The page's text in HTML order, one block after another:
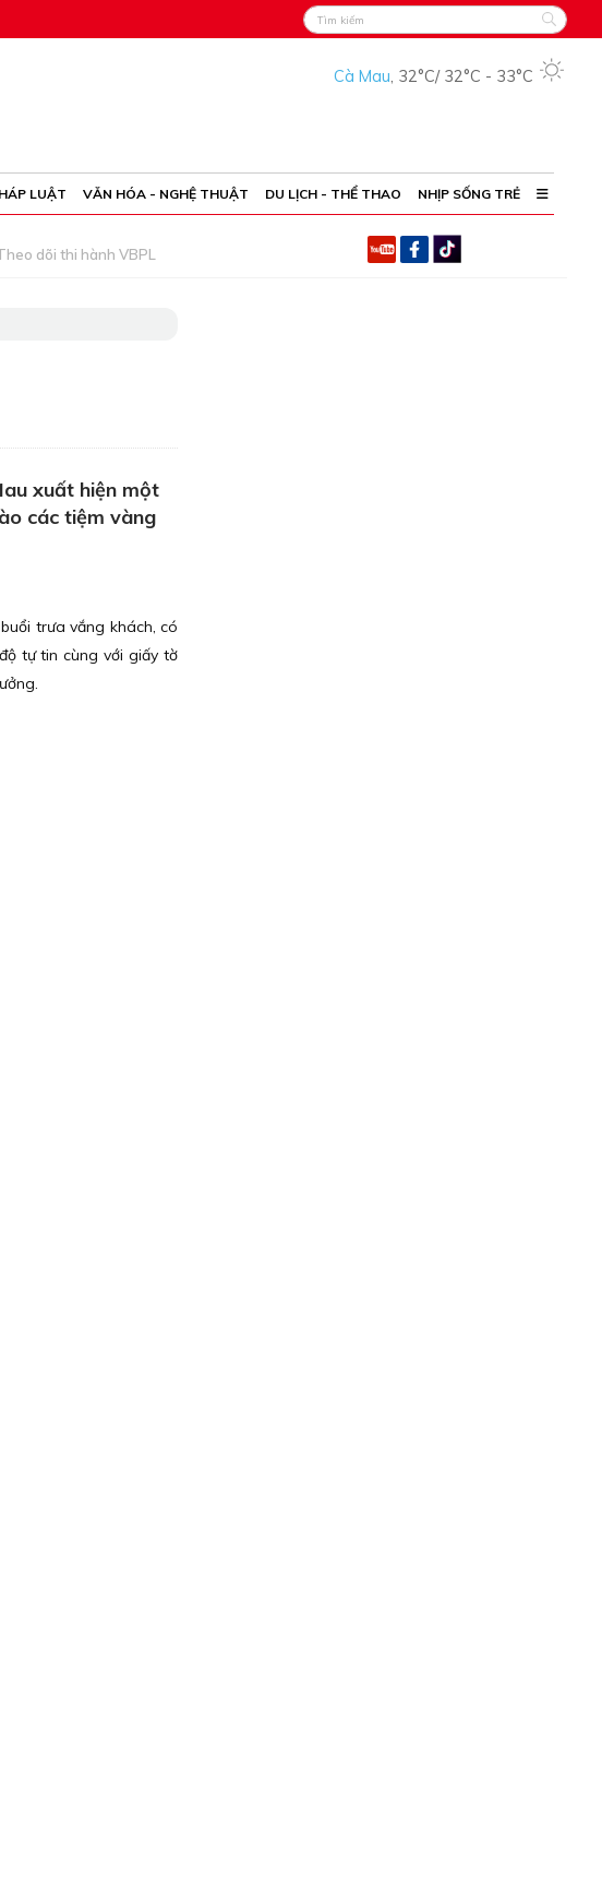
Cà Mau, 32°C/ 32°C - 33°C
LUẬT VĂN HÓA - NGHỆ THUẬT DU LỊCH - THỂ THAO NHỊP SỐNG TRẺ
dõi thi hành VBPL
xuất hiện một
các tiệm vàng
trưa vắng khách, có
tự tin cùng với giấy tờ